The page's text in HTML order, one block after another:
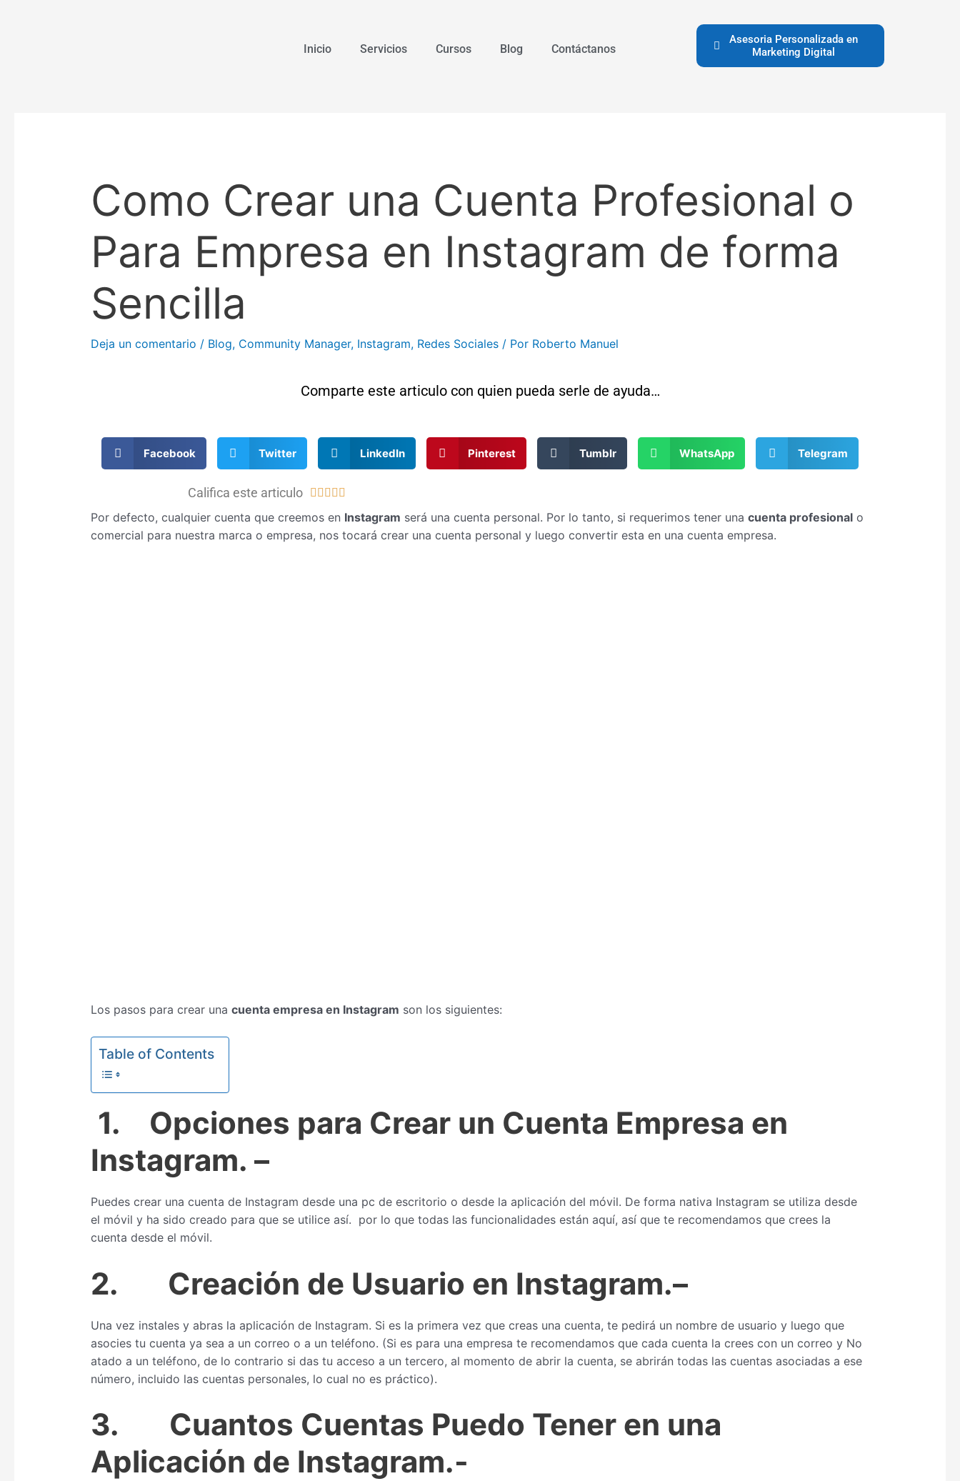
Inicio Servicios Cursos Blog Contáctanos
Asesoria Personalizada en
Marketing Digital
Como Crear una Cuenta Profesional o
Para Empresa en Instagram de forma
Sencilla
Deja un comentario / Blog, Community Manager, Instagram, Redes Sociales/ Por Roberto Manuel
Comparte este articulo con quien pueda serle de ayuda…
Facebook Twitter LinkedIn Pinterest Tumblr WhatsApp Telegram
Califica este articulo     
Por defecto, cualquier cuenta que creemos en Instagram será una cuenta personal. Por lo tanto, si requerimos tener una cuenta profesionalo
comercial para nuestra marca o empresa, nos tocará crear una cuenta personal y luego convertir esta en una cuenta empresa.
Los pasos para crear una cuenta empresa en Instagram son los siguientes:
Table of Contents
1. Opciones para Crear un Cuenta Empresa en
Instagram. –
Puedes crear una cuenta de Instagram desde una pc de escritorio o desde la aplicación del móvil. De forma nativa Instagram se utiliza desde
el móvil y ha sido creado para que se utilice así. por lo que todas las funcionalidades están aquí, así que te recomendamos que crees la
cuenta desde el móvil.
2. Creación de Usuario en Instagram.–
Una vez instales y abras la aplicación de Instagram. Si es la primera vez que creas una cuenta, te pedirá un nombre de usuario y luego que
asocies tu cuenta ya sea a un correo o a un teléfono. (Si es para una empresa te recomendamos que cada cuenta la crees con un correo y No
atado a un teléfono, de lo contrario si das tu acceso a un tercero, al momento de abrir la cuenta, se abrirán todas las cuentas asociadas a ese
número, incluido las cuentas personales, lo cual no es práctico).
3.
Cuantos Cuentas Puedo Tener en una
Aplicación de Instagram.-